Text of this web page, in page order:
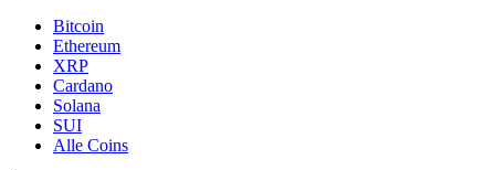
Bitcoin
Ethereum
XRP
Cardano
Solana
SUI
Alle Coins